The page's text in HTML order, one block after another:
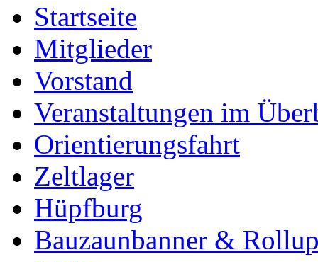
Startseite
Mitglieder
Vorstand
Veranstaltungen im
Orientierungsfahrt
Zeltlager
Hüpfburg
Bauzaunbanner &